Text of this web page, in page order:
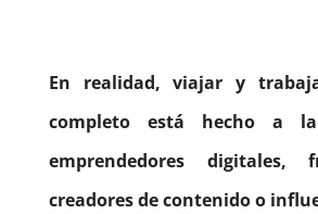
En realidad, viajar y
completo está hecho a
emprendedores digitales,
creadores de contenido o